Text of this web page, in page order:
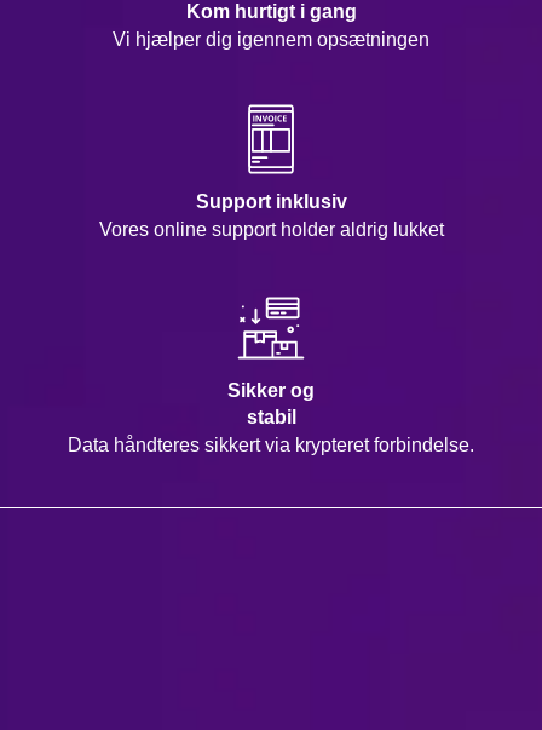
Kom hurtigt i gang
Vi hjælper dig igennem opsætningen
Support inklusiv
Vores online support holder aldrig lukket
Sikker og
stabil
Data håndteres sikkert via krypteret forbindelse.